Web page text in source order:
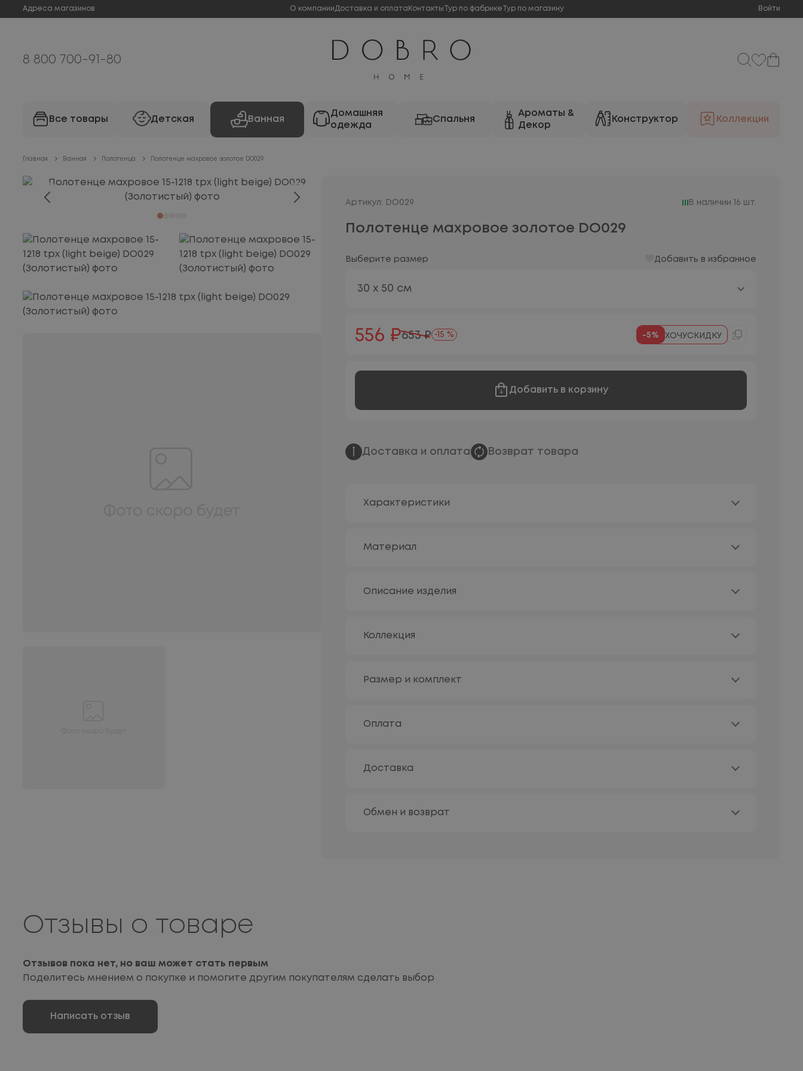
Адреса магазинов О компании Доставка и оплата Контакты Тур по фабрике Тур по магазину Войти
8 800 700-91-80
Все товары Детская Ванная
Домашняя
одежда
Спальня
Ароматы &
Декор
Конструктор Коллекции
Главная Ванная Полотенца Полотенце махровое золотое DO029
Артикул: DO029 В наличии 16 шт.
Полотенце махровое золотое DO029
Выберите размер Добавить в избранное
30 х 50 см
556 ₽653 ₽ -15 % -5% ХОЧУСКИДКУ
Добавить в корзину
Доставка и оплата Возврат товара
Характеристики
Материал
Описание изделия
Коллекция
Размер и комплект
Оплата
Доставка
Обмен и возврат
Отзывы о товаре
Отзывов пока нет, но ваш может стать первым
Поделитесь мнением о покупке и помогите другим покупателям сделать выбор
Написать отзыв